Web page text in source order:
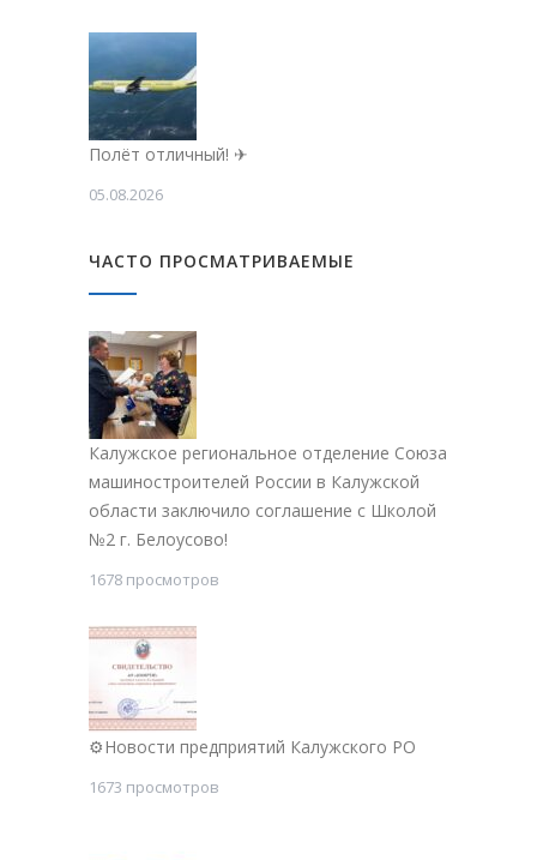
Полёт отличный! ✈
05.08.2026
ЧАСТО ПРОСМАТРИВАЕМЫЕ
Калужское региональное отделение Союза
машиностроителей России в Калужской
области заключило соглашение с Школой
№2 г. Белоусово!
1678 просмотров
⚙Новости предприятий Калужского РО
1673 просмотров